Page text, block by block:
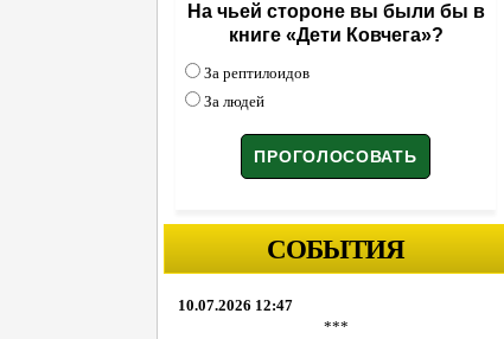
На чьей стороне вы были бы в
книге «Дети Ковчега»?
За рептилоидов
За людей
СОБЫТИЯ
10.07.2026 12:47
***